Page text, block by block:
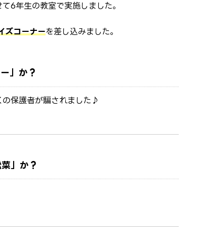
6年生の教室で実施しました。
ズコーナーを差し込みました。
」か？
の保護者が騙されました♪
」か？